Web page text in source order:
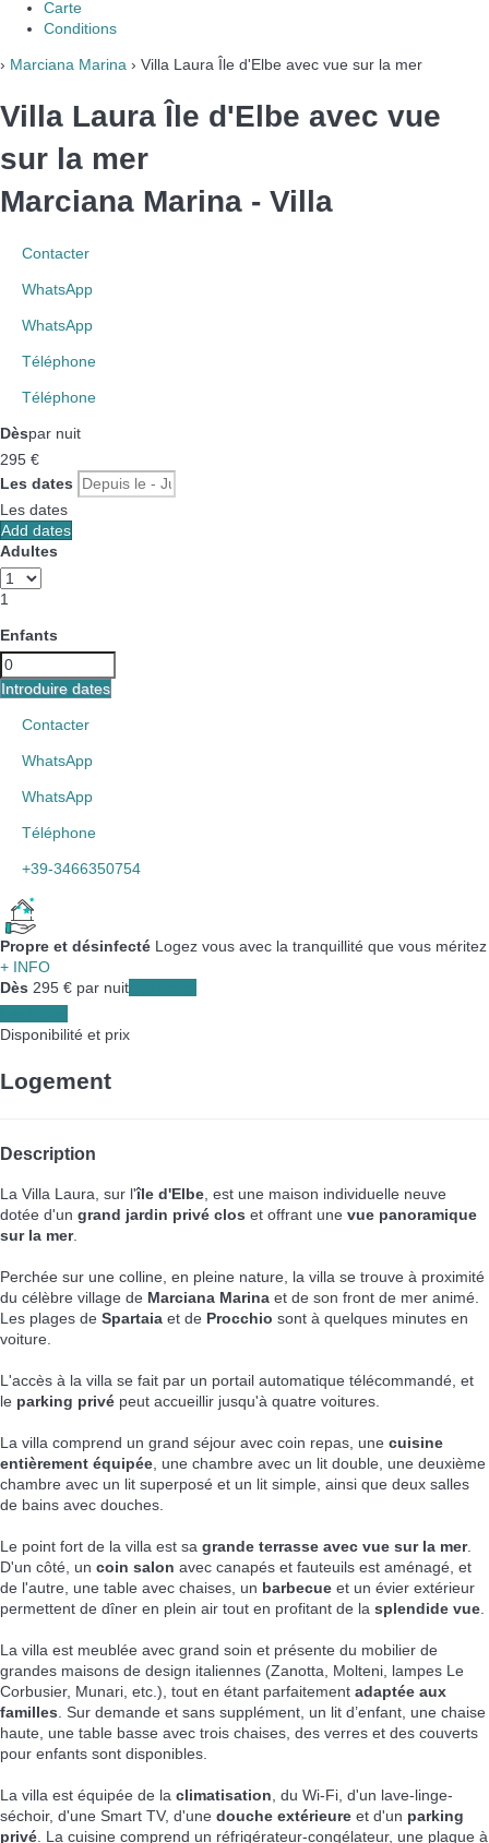
Carte
Conditions
› Marciana Marina › Villa Laura Île d'Elbe avec vue sur la mer
Villa Laura Île d'Elbe avec vue
sur la mer
Marciana Marina - Villa
Contacter
WhatsApp
WhatsApp
Téléphone
Téléphone
Dèspar nuit
295 €
Les dates
Les dates
Add dates
Adultes
1
Enfants
Introduire dates
Contacter
WhatsApp
WhatsApp
Téléphone
+39-3466350754
Propre et désinfecté Logez vous avec la tranquillité que vous méritez
+ INFO
Dès 295 € par nuit
Disponibilité et prix
Logement
Description
La Villa Laura, sur l'île d'Elbe , est une maison individuelle neuve
dotée d'un grand jardin privé clos et offrant une vue panoramique
sur la mer.
Perchée sur une colline, en pleine nature, la villa se trouve à proximité
du célèbre village de Marciana Marina et de son front de mer animé.
Les plages de Spartaia et de Procchio sont à quelques minutes en
voiture.
L'accès à la villa se fait par un portail automatique télécommandé, et
le parking privé peut accueillir jusqu'à quatre voitures.
La villa comprend un grand séjour avec coin repas, une cuisine
entièrement équipée , une chambre avec un lit double, une deuxième
chambre avec un lit superposé et un lit simple, ainsi que deux salles
de bains avec douches.
Le point fort de la villa est sa grande terrasse avec vue sur la mer.
D'un côté, un coin salon avec canapés et fauteuils est aménagé, et
de l'autre, une table avec chaises, un barbecue et un évier extérieur
permettent de dîner en plein air tout en profitant de la splendide vue
La villa est meublée avec grand soin et présente du mobilier de
grandes maisons de design italiennes (Zanotta, Molteni, lampes Le
Corbusier, Munari, etc.), tout en étant parfaitement adaptée aux
familles . Sur demande et sans supplément, un lit d’enfant, une chaise
haute, une table basse avec trois chaises, des verres et des couverts
pour enfants sont disponibles.
La villa est équipée de la climatisation , du Wi-Fi, d'un lave-linge-
séchoir, d'une Smart TV, d'une douche extérieure et d'un parking
privé . La cuisine comprend un réfrigérateur-congélateur, une plaque à